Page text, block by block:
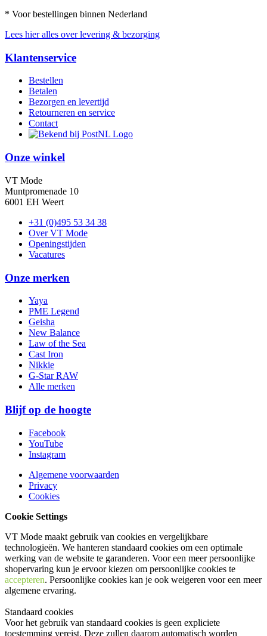
* Voor bestellingen binnen Nederland
Lees hier alles over levering & bezorging
Klantenservice
Bestellen
Betalen
Bezorgen en levertijd
Retourneren en service
Contact
Onze winkel
VT Mode
Muntpromenade 10
6001 EH Weert
+31 (0)495 53 34 38
Over VT Mode
Openingstijden
Vacatures
Onze merken
Yaya
PME Legend
Geisha
New Balance
Law of the Sea
Cast Iron
Nikkie
G-Star RAW
Alle merken
Blijf op de hoogte
Facebook
YouTube
Instagram
Algemene voorwaarden
Privacy
Cookies
Cookie Settings
VT Mode maakt gebruik van cookies en vergelijkbare
technologieën. We hanteren standaard cookies om een optimale
werking van de website te garanderen. Voor een meer persoonlijke
shopervaring kun je ervoor kiezen om persoonlijke cookies te
accepteren. Persoonlijke cookies kan je ook weigeren voor een meer
algemene ervaring.
Standaard cookies
Voor het gebruik van standaard cookies is geen expliciete
toestemming vereist. Deze zullen daarom automatisch worden